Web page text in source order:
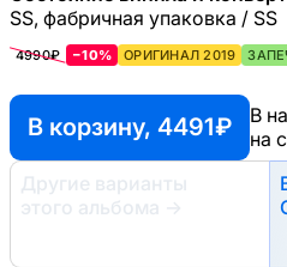
SS, фабричная упаковка / SS
4990₽ −10% ОРИГИНАЛ 2019
В корзину, 4491 ₽
В
на
Другие варианты
этого альбома
→